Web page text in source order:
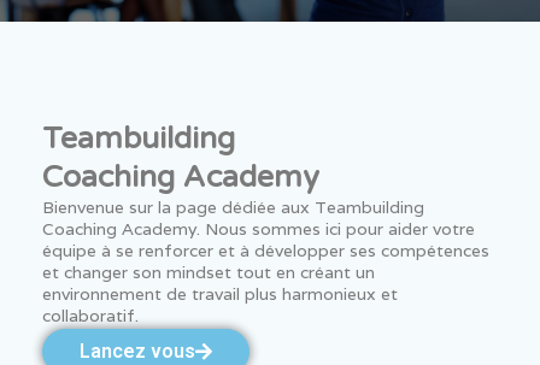
Teambuilding
Coaching Academy
Bienvenue sur la page dédiée aux Teambuilding
Coaching Academy. Nous sommes ici pour aider votre
équipe à se renforcer et à développer ses compétences
et changer son mindset tout en créant un
environnement de travail plus harmonieux et
collaboratif.
Lancez vous